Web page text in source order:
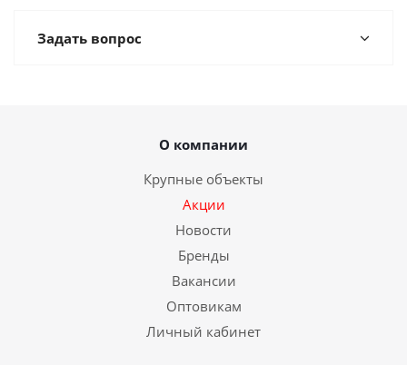
Задать вопрос
О компании
Крупные объекты
Акции
Новости
Бренды
Вакансии
Оптовикам
Личный кабинет